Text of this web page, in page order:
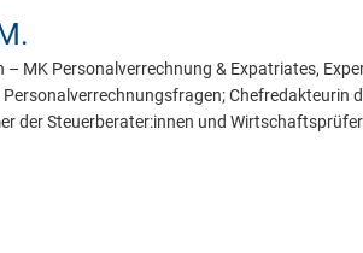
MK Personalverrechnung & Expatriates,
Chefredakteurin
der Steuerberater:innen und